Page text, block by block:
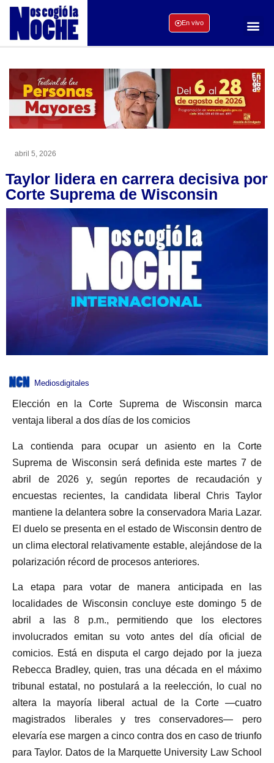
En vivo
abril 5, 2026
Taylor lidera en carrera decisiva por
Corte Suprema de Wisconsin
Mediosdigitales
Elección en la Corte Suprema de Wisconsin marca
ventaja liberal a dos días de los comicios
La contienda para ocupar un asiento en la Corte
Suprema de Wisconsin será definida este martes 7 de
abril de 2026 y, según reportes de recaudación y
encuestas recientes, la candidata liberal Chris Taylor
mantiene la delantera sobre la conservadora Maria Lazar.
El duelo se presenta en el estado de Wisconsin dentro de
un clima electoral relativamente estable, alejándose de la
polarización récord de procesos anteriores.
La etapa para votar de manera anticipada en las
localidades de Wisconsin concluye este domingo 5 de
abril a las 8 p.m., permitiendo que los electores
involucrados emitan su voto antes del día oficial de
comicios. Está en disputa el cargo dejado por la jueza
Rebecca Bradley, quien, tras una década en el máximo
tribunal estatal, no postulará a la reelección, lo cual no
altera la mayoría liberal actual de la Corte —cuatro
magistrados liberales y tres conservadores— pero
elevaría ese margen a cinco contra dos en caso de triunfo
para Taylor. Datos de la Marquette University Law School